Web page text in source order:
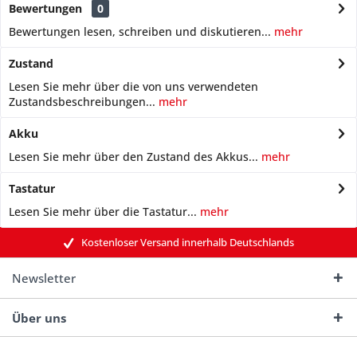
Bewertungen
0
Bewertungen lesen, schreiben und diskutieren... mehr
Zustand
Lesen Sie mehr über die von uns verwendeten
Zustandsbeschreibungen... mehr
Akku
Lesen Sie mehr über den Zustand des Akkus... mehr
Tastatur
Lesen Sie mehr über die Tastatur... mehr
Kostenloser Versand innerhalb Deutschlands
Newsletter
Über uns